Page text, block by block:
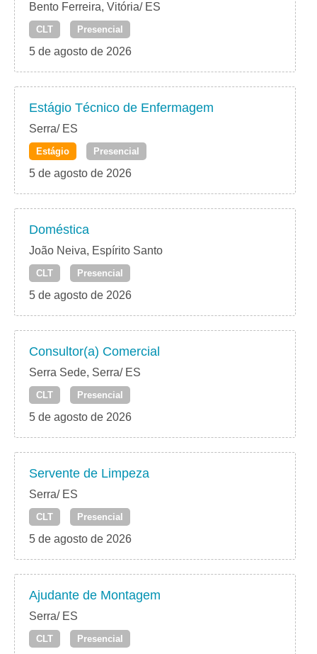
Bento Ferreira, Vitória/ ES
CLT Presencial
5 de agosto de 2026
Estágio Técnico de Enfermagem
Serra/ ES
Estágio Presencial
5 de agosto de 2026
Doméstica
João Neiva, Espírito Santo
CLT Presencial
5 de agosto de 2026
Consultor(a) Comercial
Serra Sede, Serra/ ES
CLT Presencial
5 de agosto de 2026
Servente de Limpeza
Serra/ ES
CLT Presencial
5 de agosto de 2026
Ajudante de Montagem
Serra/ ES
CLT Presencial